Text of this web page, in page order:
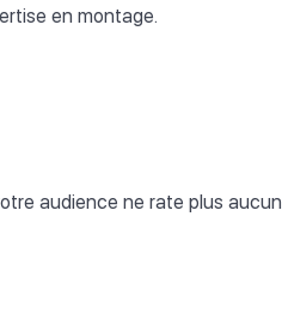
en montage.
audience ne rate plus aucun